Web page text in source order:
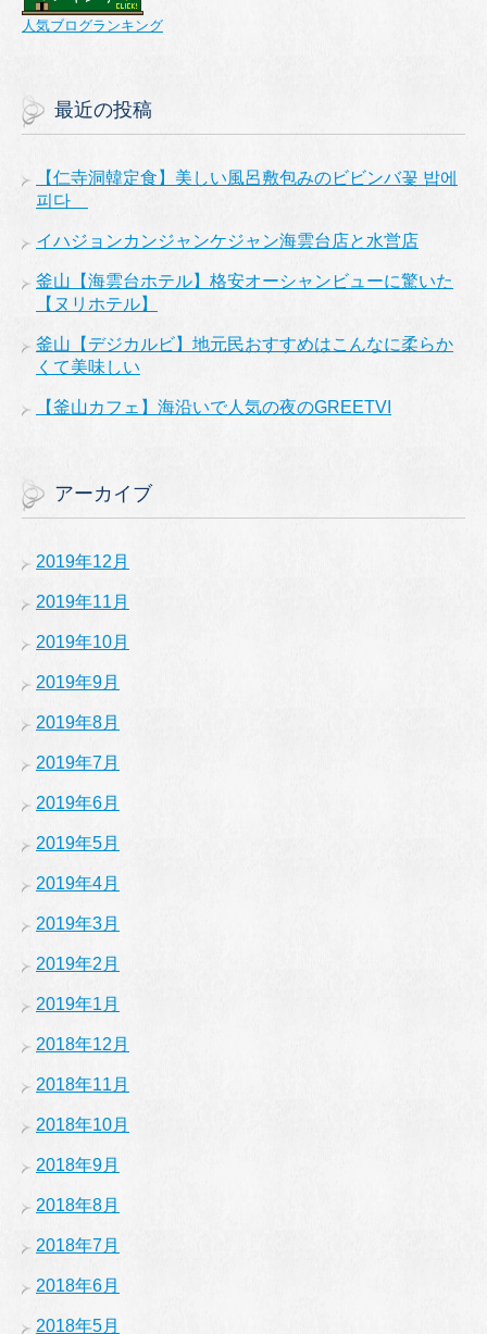
人気ブログランキング
最近の投稿
【仁寺洞韓定食】美しい風呂敷包みのビビンバ꽃 밥에
피다
イハジョンカンジャンケジャン海雲台店と水営店
釜山【海雲台ホテル】格安オーシャンビューに驚いた
【ヌリホテル】
釜山【デジカルビ】地元民おすすめはこんなに柔らか
くて美味しい
【釜山カフェ】海沿いで人気の夜のGREETVI
アーカイブ
2019年12月
2019年11月
2019年10月
2019年9月
2019年8月
2019年7月
2019年6月
2019年5月
2019年4月
2019年3月
2019年2月
2019年1月
2018年12月
2018年11月
2018年10月
2018年9月
2018年8月
2018年7月
2018年6月
2018年5月